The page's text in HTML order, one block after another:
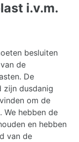
i.v.m.
besluiten
de
De
zijn dusdanig
om de
We hebben de
en hebben
van de